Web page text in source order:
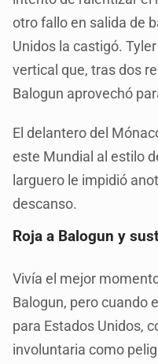
otro fallo en salida de
Unidos la castigó.
vertical que, tras dos
Balogun aprovechó
El delantero del
este Mundial al estilo
larguero le impidió
descanso.
Roja a Balogun y
Vivía el mejor
Balogun, pero cuando
para Estados Unidos,
involuntaria como